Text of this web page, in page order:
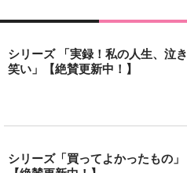
シリーズ 「実録！私の人生、泣き
笑い」【絶賛更新中！】
シリーズ「買ってよかったもの」